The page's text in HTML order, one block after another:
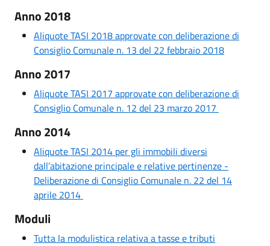
Anno 2018
Aliquote TASI 2018 approvate con deliberazione di
Consiglio Comunale n. 13 del 22 febbraio 2018
Anno 2017
Aliquote TASI 2017 approvate con deliberazione di
Consiglio Comunale n. 12 del 23 marzo 2017
Anno 2014
Aliquote TASI 2014 per gli immobili diversi
dall’abitazione principale e relative pertinenze -
Deliberazione di Consiglio Comunale n. 22 del 14
aprile 2014
Moduli
Tutta la modulistica relativa a tasse e tributi